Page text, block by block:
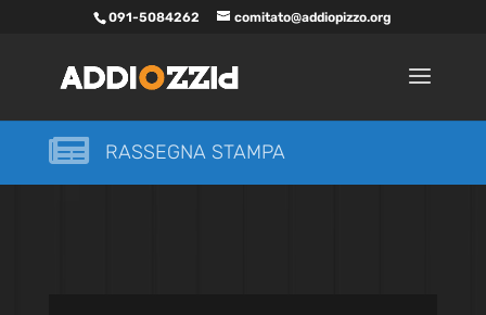
091-5084262 comitato@addiopizzo.org
 RASSEGNA STAMPA